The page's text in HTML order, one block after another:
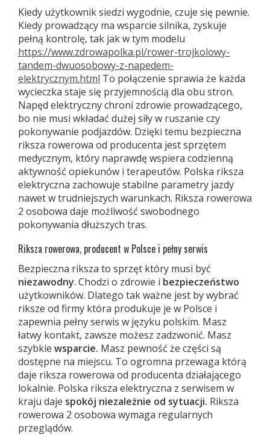
Kiedy użytkownik siedzi wygodnie, czuje się pewnie.
Kiedy prowadzący ma wsparcie silnika, zyskuje
pełną kontrolę, tak jak w tym modelu
https://www.zdrowapolka.pl/rower-trojkolowy-
tandem-dwuosobowy-z-napedem-
elektrycznym.html To połączenie sprawia że każda
wycieczka staje się przyjemnością dla obu stron.
Napęd elektryczny chroni zdrowie prowadzącego,
bo nie musi wkładać dużej siły w ruszanie czy
pokonywanie podjazdów. Dzięki temu bezpieczna
riksza rowerowa od producenta jest sprzętem
medycznym, który naprawdę wspiera codzienną
aktywność opiekunów i terapeutów. Polska riksza
elektryczna zachowuje stabilne parametry jazdy
nawet w trudniejszych warunkach. Riksza rowerowa
2 osobowa daje możliwość swobodnego
pokonywania dłuższych tras.
Riksza rowerowa, producent w Polsce i pełny serwis
Bezpieczna riksza to sprzęt który musi być
niezawodny. Chodzi o zdrowie i bezpieczeństwo
użytkowników. Dlatego tak ważne jest by wybrać
riksze od firmy która produkuje je w Polsce i
zapewnia pełny serwis w języku polskim. Masz
łatwy kontakt, zawsze możesz zadzwonić. Masz
szybkie wsparcie. Masz pewność że części są
dostępne na miejscu. To ogromna przewaga którą
daje riksza rowerowa od producenta działającego
lokalnie. Polska riksza elektryczna z serwisem w
kraju daje spokój niezależnie od sytuacji. Riksza
rowerowa 2 osobowa wymaga regularnych
przeglądów.